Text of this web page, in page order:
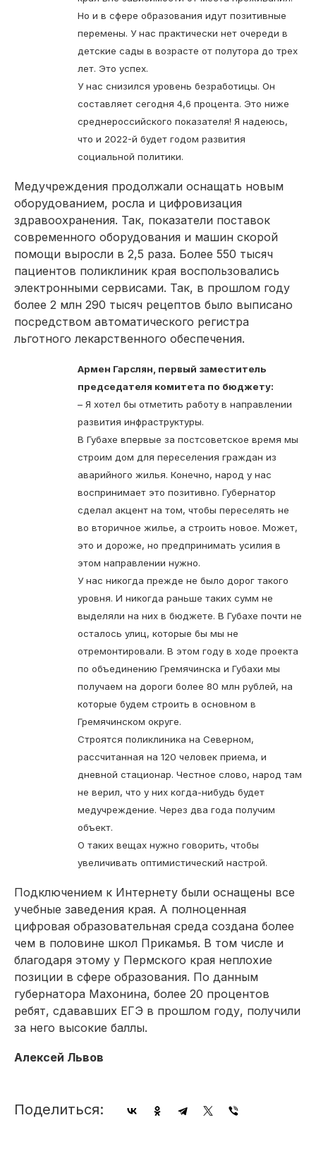
Но и в сфере образования идут позитивные
перемены. У нас практически нет очереди в
детские сады в возрасте от полутора до трех
лет. Это успех.
У нас снизился уровень безработицы. Он
составляет сегодня 4,6 процента. Это ниже
среднероссийского показателя! Я надеюсь,
что и 2022-й будет годом развития
социальной политики.
Медучреждения продолжали оснащать новым
оборудованием, росла и цифровизация
здравоохранения. Так, показатели поставок
современного оборудования и машин скорой
помощи выросли в 2,5 раза. Более 550 тысяч
пациентов поликлиник края воспользовались
электронными сервисами. Так, в прошлом году
более 2 млн 290 тысяч рецептов было выписано
посредством автоматического регистра
льготного лекарственного обеспечения.
Армен Гарслян, первый заместитель
председателя комитета по бюджету:
– Я хотел бы отметить работу в направлении
развития инфраструктуры.
В Губахе впервые за постсоветское время мы
строим дом для переселения граждан из
аварийного жилья. Конечно, народ у нас
воспринимает это позитивно. Губернатор
сделал акцент на том, чтобы переселять не
во вторичное жилье, а строить новое. Может,
это и дороже, но предпринимать усилия в
этом направлении нужно.
У нас никогда прежде не было дорог такого
уровня. И никогда раньше таких сумм не
выделяли на них в бюджете. В Губахе почти не
осталось улиц, которые бы мы не
отремонтировали. В этом году в ходе проекта
по объединению Гремячинска и Губахи мы
получаем на дороги более 80 млн рублей, на
которые будем строить в основном в
Гремячинском округе.
Строятся поликлиника на Северном,
рассчитанная на 120 человек приема, и
дневной стационар. Честное слово, народ там
не верил, что у них когда-нибудь будет
медучреждение. Через два года получим
объект.
О таких вещах нужно говорить, чтобы
увеличивать оптимистический настрой.
Подключением к Интернету были оснащены все
учебные заведения края. А полноценная
цифровая образовательная среда создана более
чем в половине школ Прикамья. В том числе и
благодаря этому у Пермского края неплохие
позиции в сфере образования. По данным
губернатора Махонина, более 20 процентов
ребят, сдававших ЕГЭ в прошлом году, получили
за него высокие баллы.
Алексей Львов
Поделиться: